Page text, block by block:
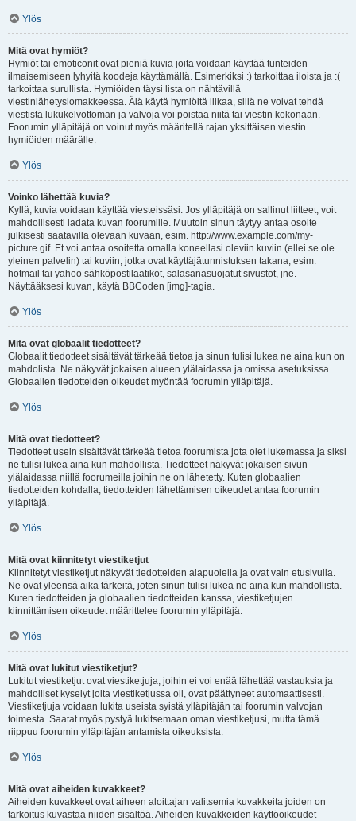
Ylös
Mitä ovat hymiöt?
Hymiöt tai emoticonit ovat pieniä kuvia joita voidaan käyttää tunteiden
ilmaisemiseen lyhyitä koodeja käyttämällä. Esimerkiksi :) tarkoittaa iloista ja :(
tarkoittaa surullista. Hymiöiden täysi lista on nähtävillä
viestinlähetyslomakkeessa. Älä käytä hymiöitä liikaa, sillä ne voivat tehdä
viestistä lukukelvottoman ja valvoja voi poistaa niitä tai viestin kokonaan.
Foorumin ylläpitäjä on voinut myös määritellä rajan yksittäisen viestin
hymiöiden määrälle.
Ylös
Voinko lähettää kuvia?
Kyllä, kuvia voidaan käyttää viesteissäsi. Jos ylläpitäjä on sallinut liitteet, voit
mahdollisesti ladata kuvan foorumille. Muutoin sinun täytyy antaa osoite
julkisesti saatavilla olevaan kuvaan, esim. http://www.example.com/my-
picture.gif. Et voi antaa osoitetta omalla koneellasi oleviin kuviin (ellei se ole
yleinen palvelin) tai kuviin, jotka ovat käyttäjätunnistuksen takana, esim.
hotmail tai yahoo sähköpostilaatikot, salasanasuojatut sivustot, jne.
Näyttääksesi kuvan, käytä BBCoden [img]-tagia.
Ylös
Mitä ovat globaalit tiedotteet?
Globaalit tiedotteet sisältävät tärkeää tietoa ja sinun tulisi lukea ne aina kun on
mahdolista. Ne näkyvät jokaisen alueen ylälaidassa ja omissa asetuksissa.
Globaalien tiedotteiden oikeudet myöntää foorumin ylläpitäjä.
Ylös
Mitä ovat tiedotteet?
Tiedotteet usein sisältävät tärkeää tietoa foorumista jota olet lukemassa ja siksi
ne tulisi lukea aina kun mahdollista. Tiedotteet näkyvät jokaisen sivun
ylälaidassa niillä foorumeilla joihin ne on lähetetty. Kuten globaalien
tiedotteiden kohdalla, tiedotteiden lähettämisen oikeudet antaa foorumin
ylläpitäjä.
Ylös
Mitä ovat kiinnitetyt viestiketjut
Kiinnitetyt viestiketjut näkyvät tiedotteiden alapuolella ja ovat vain etusivulla.
Ne ovat yleensä aika tärkeitä, joten sinun tulisi lukea ne aina kun mahdollista.
Kuten tiedotteiden ja globaalien tiedotteiden kanssa, viestiketjujen
kiinnittämisen oikeudet määrittelee foorumin ylläpitäjä.
Ylös
Mitä ovat lukitut viestiketjut?
Lukitut viestiketjut ovat viestiketjuja, joihin ei voi enää lähettää vastauksia ja
mahdolliset kyselyt joita viestiketjussa oli, ovat päättyneet automaattisesti.
Viestiketjuja voidaan lukita useista syistä ylläpitäjän tai foorumin valvojan
toimesta. Saatat myös pystyä lukitsemaan oman viestiketjusi, mutta tämä
riippuu foorumin ylläpitäjän antamista oikeuksista.
Ylös
Mitä ovat aiheiden kuvakkeet?
Aiheiden kuvakkeet ovat aiheen aloittajan valitsemia kuvakkeita joiden on
tarkoitus kuvastaa niiden sisältöä. Aiheiden kuvakkeiden käyttöoikeudet